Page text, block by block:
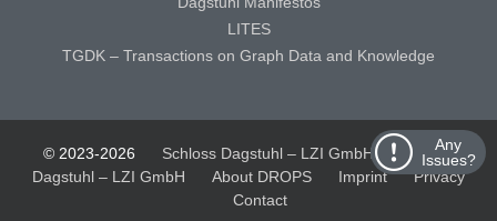
Any
Issues?
LITES
TGDK – Transactions on Graph Data and Knowledge
© 2023-2026 Schloss Dagstuhl – LZI GmbH
Schloss
Dagstuhl – LZI GmbH
About DROPS Imprint
Privacy
Contact